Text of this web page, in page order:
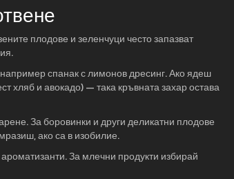
плодове и зеленчуци често запазват
спанак с лимонов дресинг. Ако ядеш
хляб и авокадо) — така кръвната захар остава
За боровинки и други деликатни плодове
ако са в изобилие.
За млечни продукти избирай